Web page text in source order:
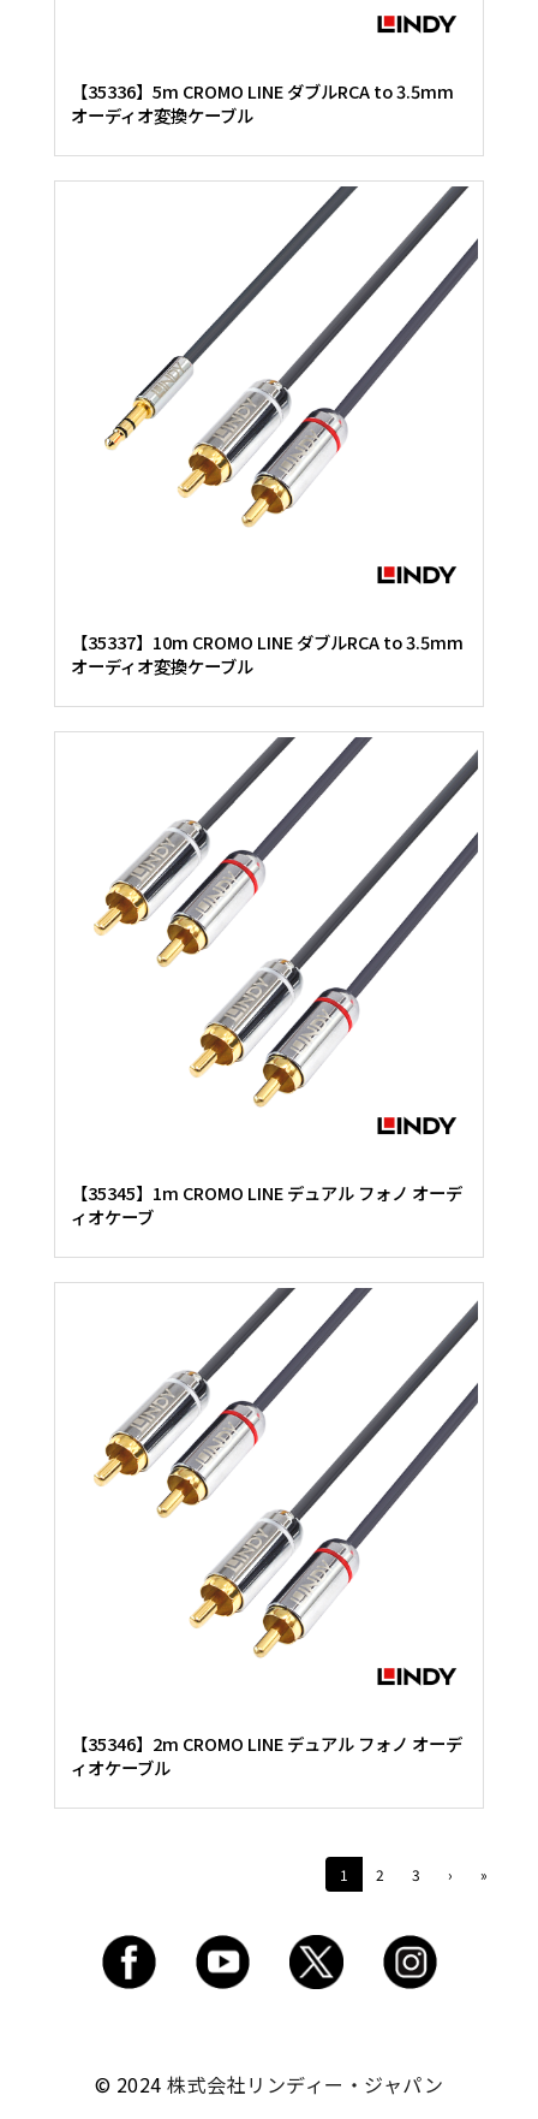
【35336】5m CROMO LINE ダブルRCA to 3.5mm
オーディオ変換ケーブル
【35337】10m CROMO LINE ダブルRCA to 3.5mm
オーディオ変換ケーブル
【35345】1m CROMO LINE デュアル フォノ オーデ
ィオケーブ
【35346】2m CROMO LINE デュアル フォノ オーデ
ィオケーブル
1 2 3 › »
© 2024株式会社リンディー・ジャパン